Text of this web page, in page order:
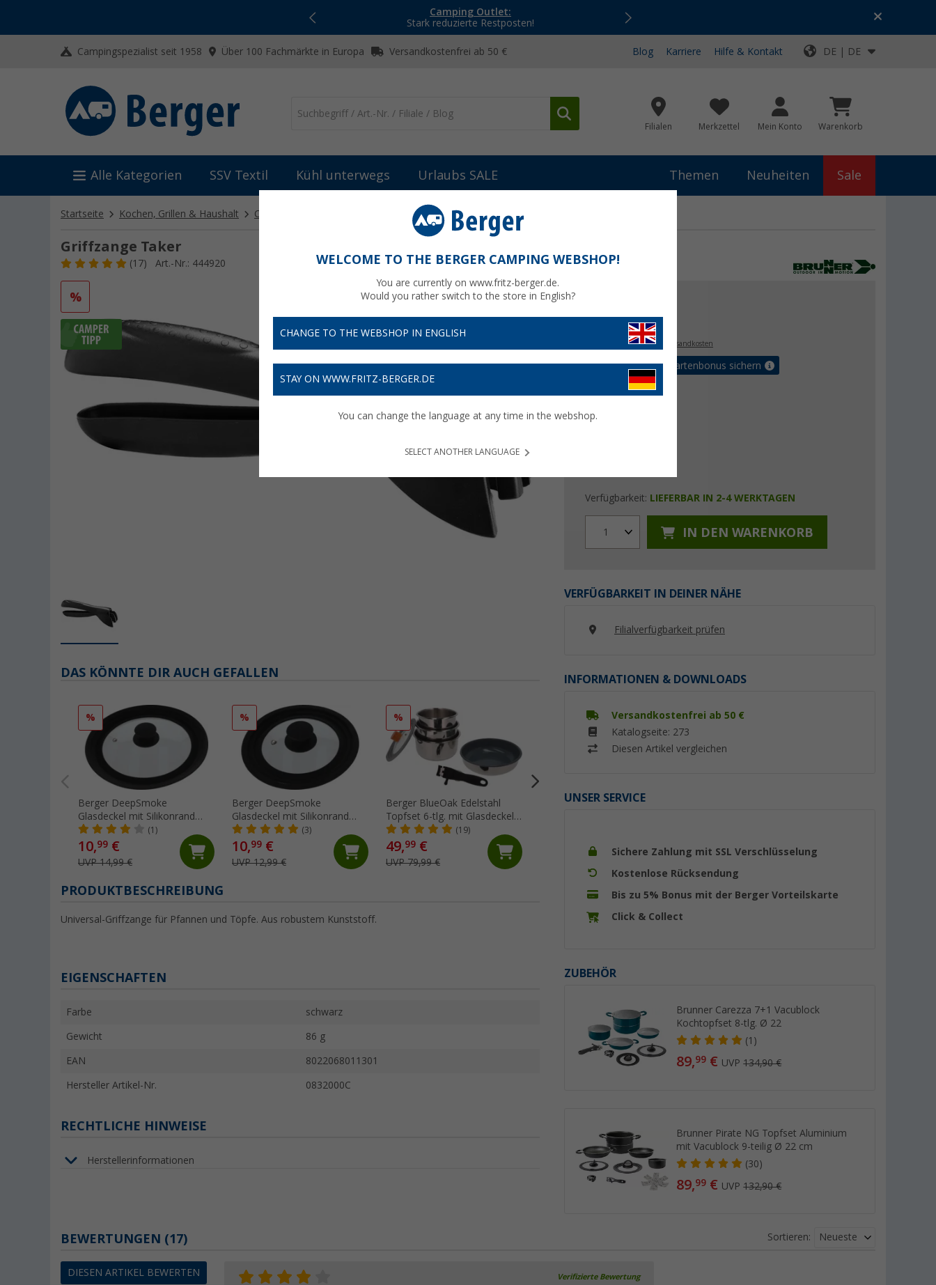
Camping Outlet:
Stark reduzierte Restposten!
Top-Deals für dein Abenteuer!
Campingspezialist seit 1958 Über 100 Fachmärkte in Europa Versandkostenfrei ab 50 € Blog Karriere Hilfe & Kontakt DE | DE
Filialen Merkzettel Mein Konto Warenkorb
Alle Kategorien SSV Textil Kühl unterwegs Urlaubs SALE Themen Neuheiten Sale
Startseite Kochen, Grillen & Haushalt Camping Kochgeschirr Kochgeschirr-Zubehör Griffzange Taker
Griffzange Taker
(17) Art.-Nr.: 444920
%
9,99€
Preise inkl. MwSt.,zzgl. Versandkosten
Bis zu 5% Vorteilskartenbonus sichern
Verfügbarkeit: LIEFERBAR IN 2-4 WERKTAGEN
1 IN DEN WARENKORB
VERFÜGBARKEIT IN DEINER NÄHE
Filialverfügbarkeit prüfen
INFORMATIONEN & DOWNLOADS
Versandkostenfrei ab 50 €
Katalogseite: 273
Diesen Artikel vergleichen
UNSER SERVICE
Sichere Zahlung mit SSL Verschlüsselung
Kostenlose Rücksendung
Bis zu 5% Bonus mit der Berger Vorteilskarte
Click & Collect
ZUBEHÖR
Brunner Carezza 7+1 Vacublock
Kochtopfset 8-tlg. Ø 22
(1)
89,99 € UVP134,90 €
Brunner Pirate NG Topfset Aluminium
mit Vacublock 9-teilig Ø 22 cm
(30)
89,99 € UVP132,90 €
DAS KÖNNTE DIR AUCH GEFALLEN
%
Berger DeepSmoke
Glasdeckel mit Silikonrand
Bratpfanne ⌀22/24/26
(1)
10,99 €
UVP 14,99 €
%
Berger DeepSmoke
Glasdeckel mit Silikonrand
Kochtopf ⌀16/18/20
(3)
10,99 €
UVP 12,99 €
%
Berger BlueOak Edelstahl
Topfset 6-tlg. mit Glasdeckel
und Zangengriff(19)
49,99 €
UVP 79,99 €
Berger Alu Topf-Set mit
%
Topflappen
69, €
PRODUKTBESCHREIBUNG
Universal-Griffzange für Pfannen und Töpfe. Aus robustem Kunststoff.
EIGENSCHAFTEN
Farbe schwarz
Gewicht 86 g
EAN 8022068011301
Hersteller Artikel-Nr. 0832000C
RECHTLICHE HINWEISE
Herstellerinformationen
BEWERTUNGEN (17)
DIESEN ARTIKEL BEWERTEN
Sortieren: Neueste
Verifizierte Bewertung
WELCOME TO THE BERGER CAMPING WEBSHOP!
You are currently on www.fritz-berger.de.
Would you rather switch to the store in English?
CHANGE TO THE WEBSHOP IN ENGLISH
STAY ON WWW.FRITZ-BERGER.DE
You can change the language at any time in the webshop.
SELECT ANOTHER LANGUAGE